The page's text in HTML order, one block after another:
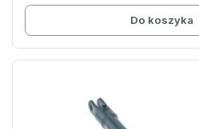
Do koszyka